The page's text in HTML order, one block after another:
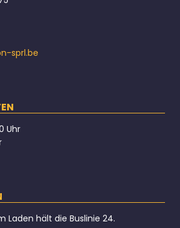
sprl.be
Uhr
Laden hält die Buslinie 24.